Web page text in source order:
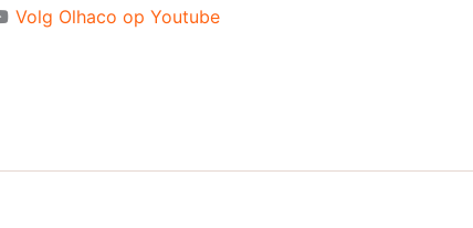
Volg Olhaco op Youtube